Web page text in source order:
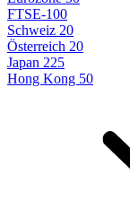
FTSE-100
Schweiz 20
Österreich 20
Japan 225
Hong Kong 50